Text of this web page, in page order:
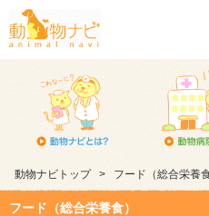
動物ナビトップ > フード（総合栄養食
フード（総合栄養食）